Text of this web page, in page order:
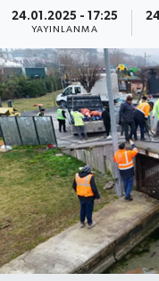
24.01.2025 - 17:25
YAYINLANMA
Haber Arşivi